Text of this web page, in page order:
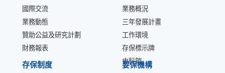
國際交流
業務動態
贊助公益及研究計劃
財務報表
業務概況
三年發展計畫
工作環境
存保標示牌
史料館
存保制度 要保機構